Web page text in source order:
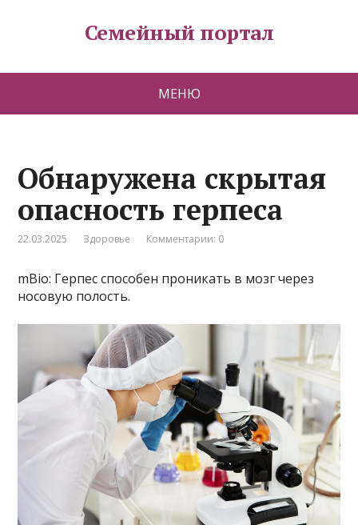
Семейный портал
МЕНЮ
Обнаружена скрытая
опасность герпеса
22.03.2025 Здоровье Комментарии: 0
mBio: Герпес способен проникать в мозг через
носовую полость.